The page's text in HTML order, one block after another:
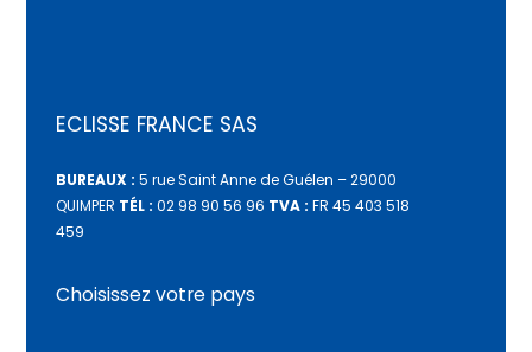
ECLISSE FRANCE SAS
BUREAUX : 5 rue Saint Anne de Guélen – 29000
QUIMPER TÉL : 02 98 90 56 96 TVA : FR 45 403 518
459
Choisissez votre pays